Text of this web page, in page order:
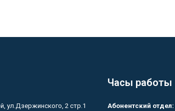
ул.Дзержинского, 2 стр.1
Часы работы
Абонентский отдел: